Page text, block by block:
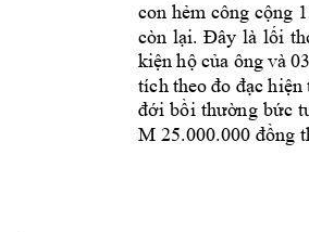
con hẻm công cộng
cn lại. Đây là lối
kiện hộ của ông và
tích theo đo đạc hiện
đới bồi thường bức
M 25.000.000 đồng